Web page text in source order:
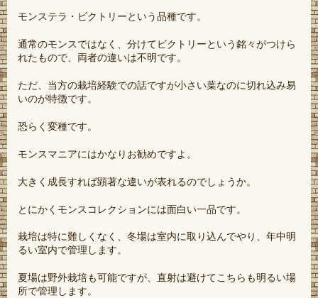
モンステラ・ビクトリーという品種です。
通常のモンスではなく、分けてビクトリーという銘々がつけら
れたもので、両者の違いは不明です。
ただ、当方の栽培経験での話ですが小さい葉なのに切れ込み易
いのが特徴です。
恐らく変種です。
モンスマニアにはかなりお勧めですよ。
大きく成長すれば顕著な違いが表れるのでしょうか。
とにかくモンスコレクションには面白い一品です。
栽培は特に難しくなく、冬場は室内に取り込んでやり、年中明
るい室内で管理します。
夏場は野外栽培も可能ですが、直射は避けてこちらも明るい場
所で管理します。